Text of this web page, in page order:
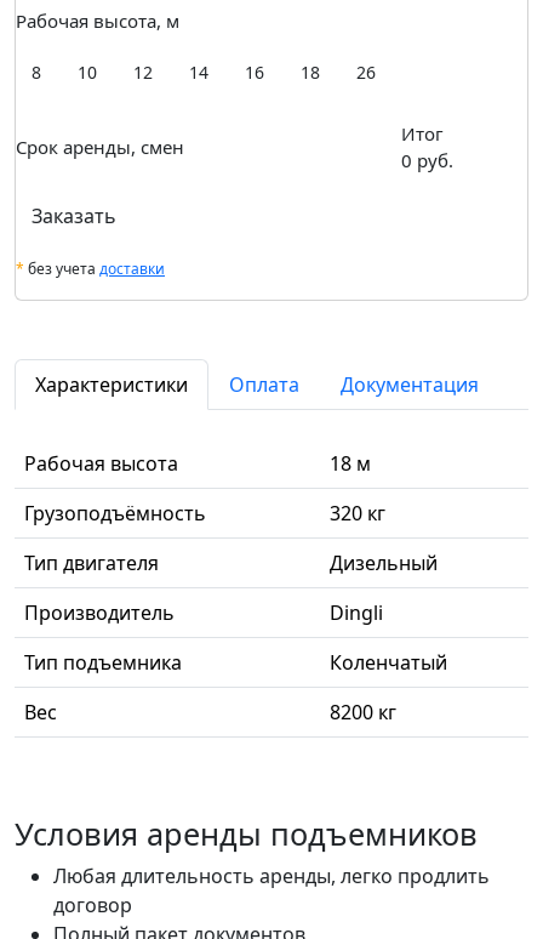
Рабочая высота, м
8 10 12 14 16 18 26
Срок аренды, смен
Итог
0 руб.
Заказать
* без учета доставки
Характеристики Оплата Документация
Рабочая высота
18 м
Грузоподъёмность
320 кг
Тип двигателя
Дизельный
Производитель
Dingli
Тип подъемника
Коленчатый
Вес
8200 кг
Условия аренды подъемников
Любая длительность аренды, легко продлить
договор